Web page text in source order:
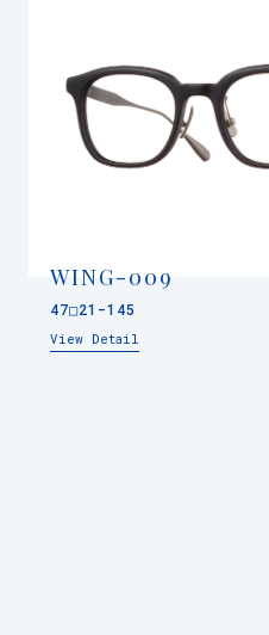
WING-009
47□21-145
View Detail